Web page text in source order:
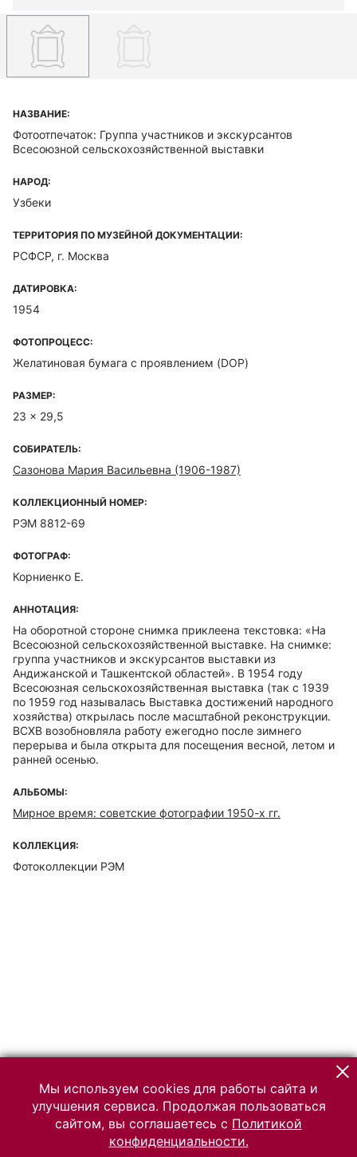
НАЗВАНИЕ:
Фотоотпечаток: Группа участников и экскурсантов
Всесоюзной сельскохозяйственной выставки
НАРОД:
Узбеки
ТЕРРИТОРИЯ ПО МУЗЕЙНОЙ ДОКУМЕНТАЦИИ:
РСФСР, г. Москва
ДАТИРОВКА:
1954
ФОТОПРОЦЕСС:
Желатиновая бумага с проявлением (DOP)
РАЗМЕР:
23 x 29,5
СОБИРАТЕЛЬ:
Сазонова Мария Васильевна (1906-1987)
КОЛЛЕКЦИОННЫЙ НОМЕР:
РЭМ 8812-69
ФОТОГРАФ:
Корниенко Е.
АННОТАЦИЯ:
На оборотной стороне снимка приклеена текстовка: «На
Всесоюзной сельскохозяйственной выставке. На снимке:
группа участников и экскурсантов выставки из
Андижанской и Ташкентской областей». В 1954 году
Всесоюзная сельскохозяйственная выставка (так с 1939
по 1959 год называлась Выставка достижений народного
хозяйства) открылась после масштабной реконструкции.
ВСХВ возобновляла работу ежегодно после зимнего
перерыва и была открыта для посещения весной, летом и
ранней осенью.
АЛЬБОМЫ:
Мирное время: советские фотографии 1950-х гг.
КОЛЛЕКЦИЯ:
Фотоколлекции РЭМ
Мы используем cookies для работы сайта и
улучшения сервиса. Продолжая пользоваться
сайтом, вы соглашаетесь с Политикой
конфиденциальности.